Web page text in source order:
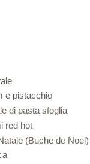
e pistacchio
di pasta sfoglia
red hot
(Buche de Noel)